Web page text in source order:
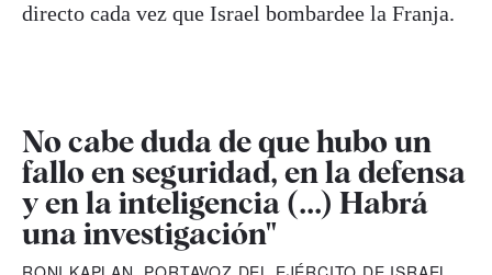
directo cada vez que Israel bombardee la Franja.
No cabe duda de que hubo un
fallo en seguridad, en la defensa
y en la inteligencia (...) Habrá
una investigación"